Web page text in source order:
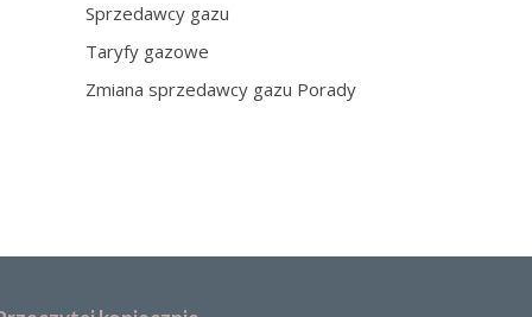
Sprzedawcy gazu
Taryfy gazowe
Zmiana sprzedawcy gazu Porady